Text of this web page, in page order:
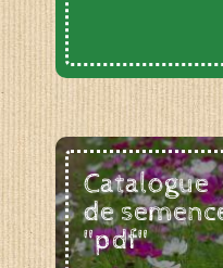
Catalogue
de
"pdf"